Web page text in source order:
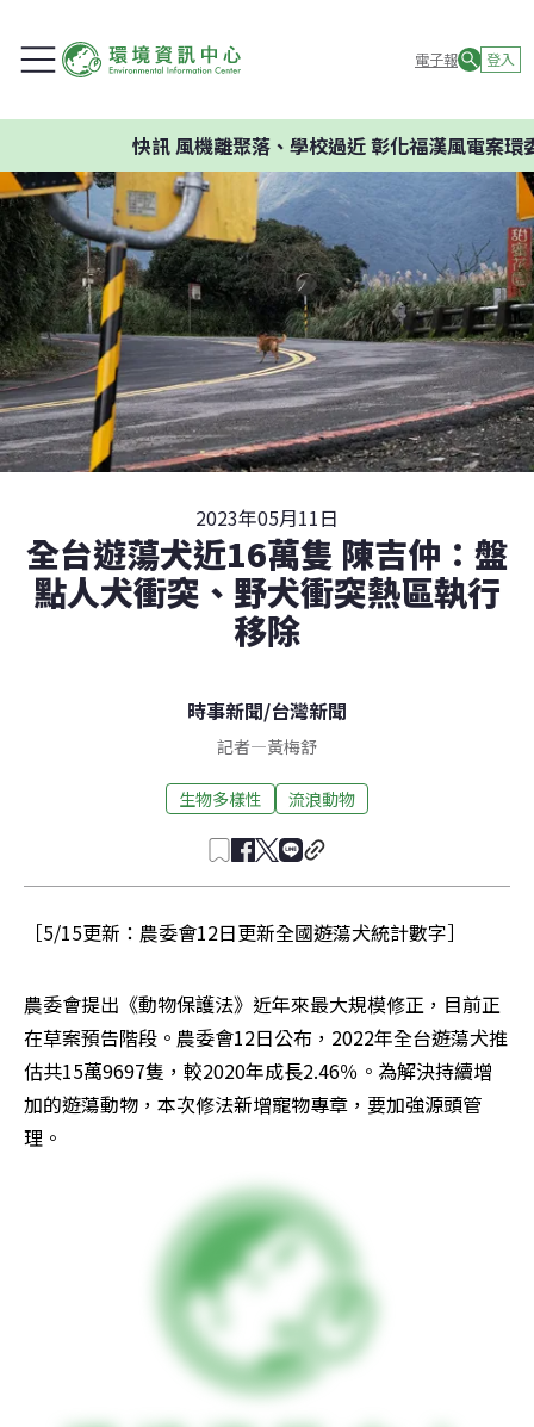
電子報 登入
風機離聚落、學校過近 彰化福漢風電案環委建議不
2023年05月11日
全台遊蕩犬近16萬隻 陳吉仲：盤
點人犬衝突、野犬衝突熱區執行
移除
時事新聞/台灣新聞
記者—黃梅舒
生物多樣性 流浪動物
［5/15更新：農委會12日更新全國遊蕩犬統計數字］
農委會提出《動物保護法》近年來最大規模修正，目前正
在草案預告階段。農委會12日公布，2022年全台遊蕩犬推
估共15萬9697隻，較2020年成長2.46％。為解決持續增
加的遊蕩動物，本次修法新增寵物專章，要加強源頭管
理。